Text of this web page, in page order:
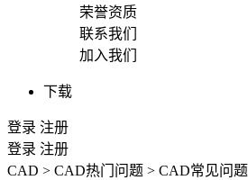
荣誉资质
联系我们
加入我们
下载
登录 注册
登录 注册
CAD > CAD热门问题 > CAD常见问题